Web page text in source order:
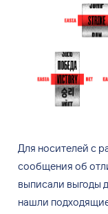
Для носителей с
сообщения об
выписали выгоды
нашли